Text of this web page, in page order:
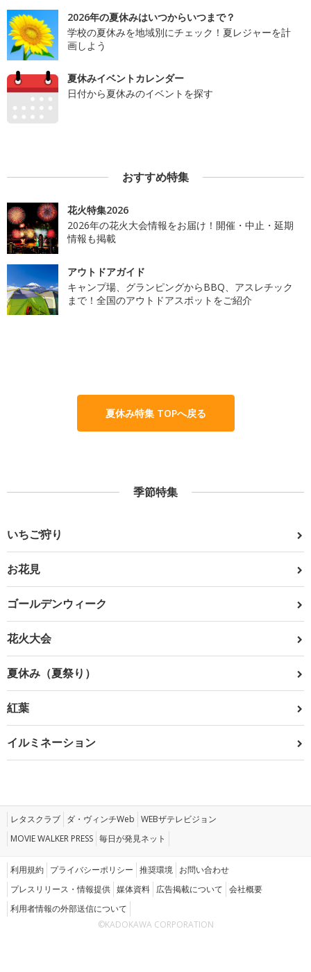
2026年の夏休みはいつからいつまで？
学校の夏休みを地域別にチェック！夏レジャーを計
画しよう
夏休みイベントカレンダー
日付から夏休みのイベントを探す
おすすめ特集
花火特集2026
2026年の花火大会情報をお届け！開催・中止・延期
情報も掲載
アウトドアガイド
キャンプ場、グランピングからBBQ、アスレチック
まで！全国のアウトドアスポットをご紹介
夏休み特集 TOPへ戻る
季節特集
いちご狩り
お花見
ゴールデンウィーク
花火大会
夏休み（夏祭り）
紅葉
イルミネーション
レタスクラブ ダ・ヴィンチWeb WEBザテレビジョン
MOVIE WALKER PRESS 毎日が発見ネット
利用規約 プライバシーポリシー 推奨環境 お問い合わせ
プレスリリース・情報提供 媒体資料 広告掲載について 会社概要
利用者情報の外部送信について
©KADOKAWA CORPORATION